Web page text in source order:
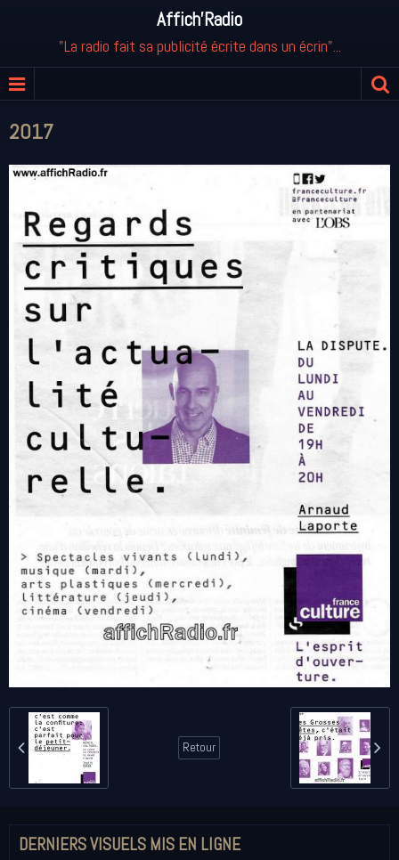
Affich'Radio
"La radio fait sa publicité écrite dans un écrin"...
2017
Retour
DERNIERS VISUELS MIS EN LIGNE